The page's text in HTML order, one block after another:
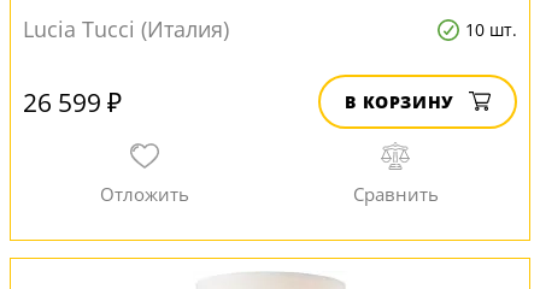
Lucia Tucci (Италия)
10 шт.
26 599 ₽ В КОРЗИНУ